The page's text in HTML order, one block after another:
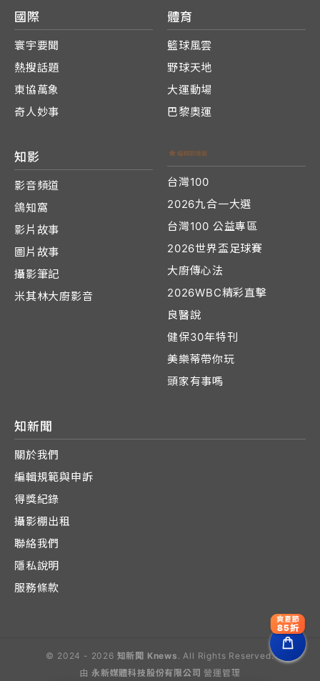
國際
寰宇要聞
熱搜話題
東協萬象
奇人妙事
體育
籃球風雲
野球天地
大運動場
巴黎奧運
知影
影音頻道
鴿知窩
影片故事
圖片故事
攝影筆記
米其林大廚影音
台灣100
2026九合一大選
台灣100 公益專區
2026世界盃足球賽
大廚傳心法
2026WBC精彩直擊
良醫說
健保30年特刊
美樂蒂帶你玩
頭家有事嗎
知新聞
關於我們
編輯規範與申訴
得獎紀錄
攝影棚出租
聯絡我們
隱私說明
服務條款
© 2024 - 2026 知新聞 Knews . All Rights Reserved.
由 永新媒體科技股份有限公司 營運管理
爽夏節
85折